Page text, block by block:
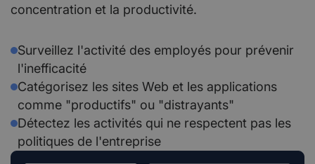
concentration et la productivité.
Surveillez l'activité des employés pour prévenir
l'inefficacité
Catégorisez les sites Web et les applications
comme "productifs" ou "distrayants"
Détectez les activités qui ne respectent pas les
politiques de l'entreprise